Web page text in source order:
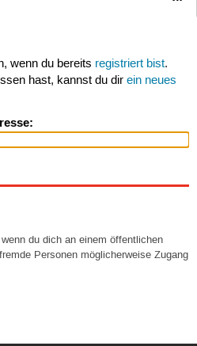
wenn du bereits registriert bist.
hast, kannst du dir ein neues
du dich an einem öffentlichen
Personen möglicherweise Zugang